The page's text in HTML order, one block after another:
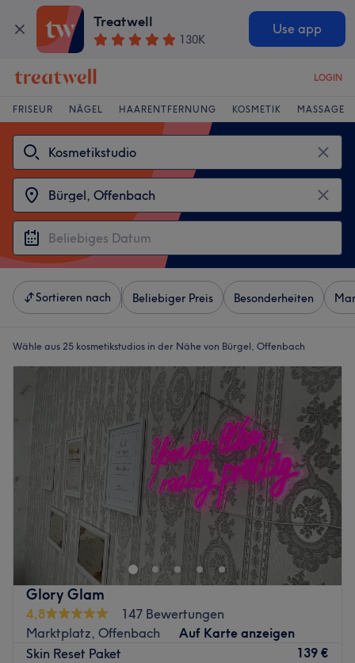
Treatwell
130K
Use app
LOGIN
FRISEUR NÄGEL HAARENTFERNUNG KOSMETIK MASSAGE
Sortieren nach Beliebiger Preis Besonderheiten
Wähle aus 25 kosmetikstudios in der Nähe von Bürgel, Offenbach
Glory Glam
4,8
147 Bewertungen
Marktplatz, Offenbach
Auf Karte anzeigen
Skin Reset Paket
139 €